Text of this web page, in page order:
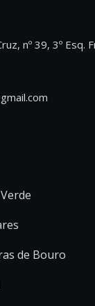
nº 39, 3º
de Bouro